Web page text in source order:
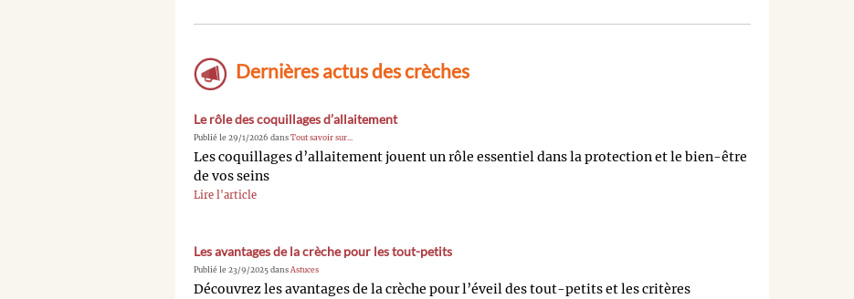
Dernières actus des crèches
Le rôle des coquillages d’allaitement
Publié le 29/1/2026 dans Tout savoir sur...
Les coquillages d’allaitement jouent un rôle essentiel dans la protection et le bien-être
de vos seins
Lire l'article
Les avantages de la crèche pour les tout-petits
Publié le 23/9/2025 dans Astuces
Découvrez les avantages de la crèche pour l’éveil des tout-petits et les critères